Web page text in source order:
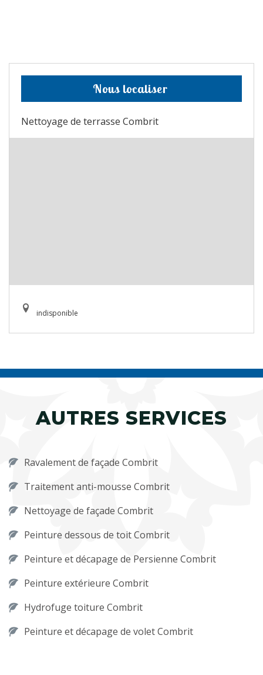
Nous localiser
Nettoyage de terrasse Combrit
indisponible
AUTRES SERVICES
Ravalement de façade Combrit
Traitement anti-mousse Combrit
Nettoyage de façade Combrit
Peinture dessous de toit Combrit
Peinture et décapage de Persienne Combrit
Peinture extérieure Combrit
Hydrofuge toiture Combrit
Peinture et décapage de volet Combrit